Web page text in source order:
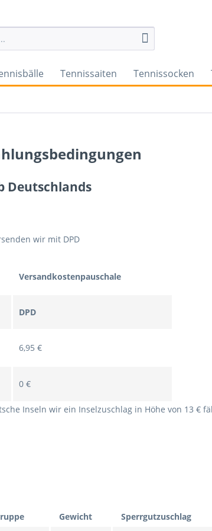
Tennissaiten Tennissocken
Deutschlands
wir mit DPD
Versandkostenpauschale
DPD
6,95 €
0 €
Inseln wir ein Inselzuschlag in Höhe von 13 €
Gewicht Sperrgutzuschlag